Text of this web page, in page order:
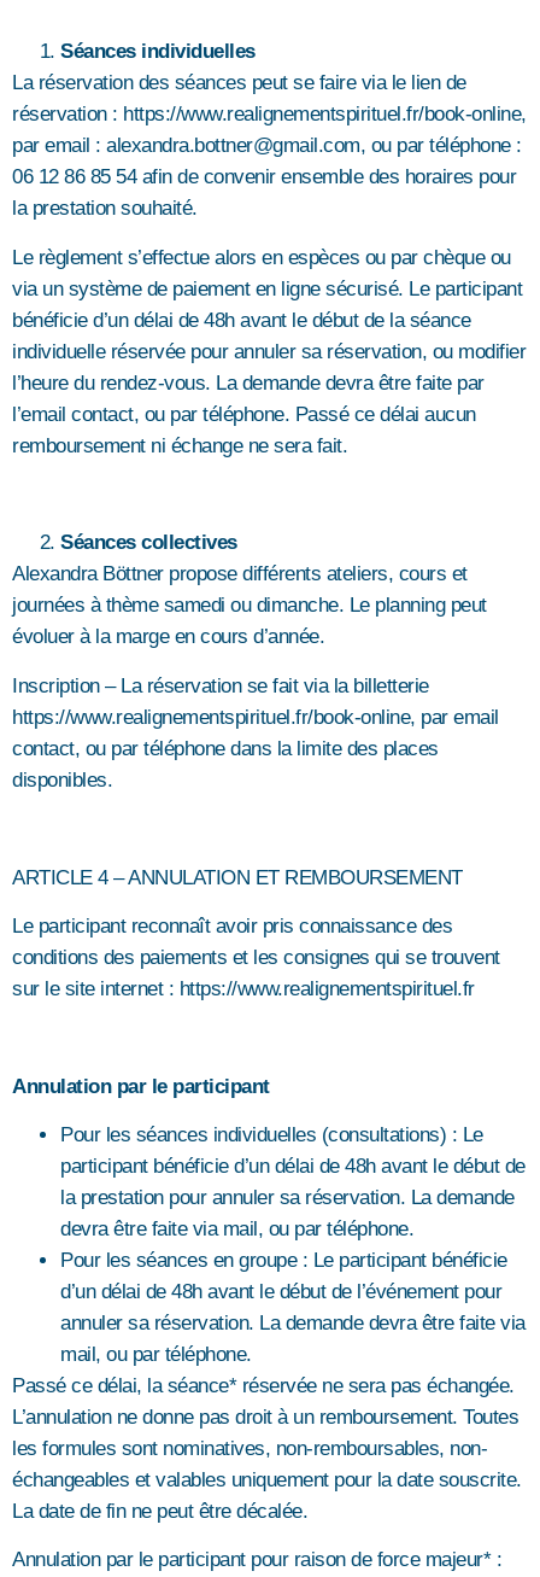
Séances individuelles
La réservation des séances peut se faire via le lien de
réservation : https://www.realignementspirituel.fr/book-online,
par email : alexandra.bottner@gmail.com, ou par téléphone :
06 12 86 85 54 afin de convenir ensemble des horaires pour
la prestation souhaité.
Le règlement s’effectue alors en espèces ou par chèque ou
via un système de paiement en ligne sécurisé. Le participant
bénéficie d’un délai de 48h avant le début de la séance
individuelle réservée pour annuler sa réservation, ou modifier
l’heure du rendez-vous. La demande devra être faite par
l’email contact, ou par téléphone. Passé ce délai aucun
remboursement ni échange ne sera fait.
Séances collectives
Alexandra Böttner propose différents ateliers, cours et
journées à thème samedi ou dimanche. Le planning peut
évoluer à la marge en cours d’année.
Inscription – La réservation se fait via la billetterie
https://www.realignementspirituel.fr/book-online, par email
contact, ou par téléphone dans la limite des places
disponibles.
ARTICLE 4 – ANNULATION ET REMBOURSEMENT
Le participant reconnaît avoir pris connaissance des
conditions des paiements et les consignes qui se trouvent
sur le site internet : https://www.realignementspirituel.fr
Annulation par le participant
Pour les séances individuelles (consultations) : Le
participant bénéficie d’un délai de 48h avant le début de
la prestation pour annuler sa réservation. La demande
devra être faite via mail, ou par téléphone.
Pour les séances en groupe : Le participant bénéficie
d’un délai de 48h avant le début de l’événement pour
annuler sa réservation. La demande devra être faite via
mail, ou par téléphone.
Passé ce délai, la séance* réservée ne sera pas échangée.
L’annulation ne donne pas droit à un remboursement. Toutes
les formules sont nominatives, non-remboursables, non-
échangeables et valables uniquement pour la date souscrite.
La date de fin ne peut être décalée.
Annulation par le participant pour raison de force majeur* :